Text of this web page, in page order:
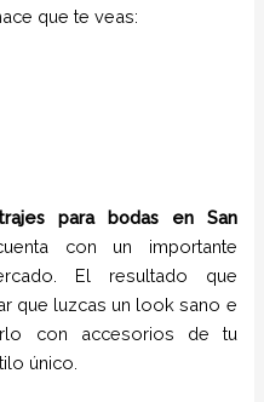
que te veas:
para bodas en San
con un importante
El resultado que
que luzcas un look sano e
con accesorios de tu
único.